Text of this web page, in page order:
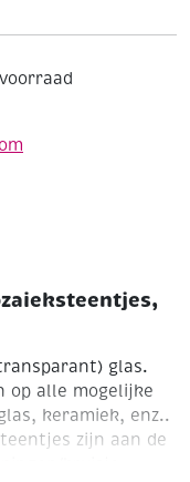
glas.
op alle mogelijke
keramiek, enz..
zijn aan de